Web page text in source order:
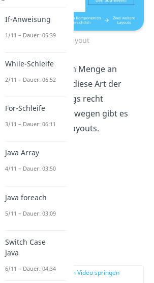
Flow-Layout
Ab einer bestimmten Menge an
Komponenten wird diese Art der
Darstellung allerdings recht
unübersichtlich. Deswegen gibt es
noch zwei weitere Layouts.
Border-Layout
zur Stelle im Video springen
If-Anweisung
1/11 – Dauer: 05:39
While-Schleife
2/11 – Dauer: 06:52
For-Schleife
3/11 – Dauer: 06:11
Java Array
4/11 – Dauer: 03:50
Java foreach
5/11 – Dauer: 03:09
Switch Case
Java
6/11 – Dauer: 04:34